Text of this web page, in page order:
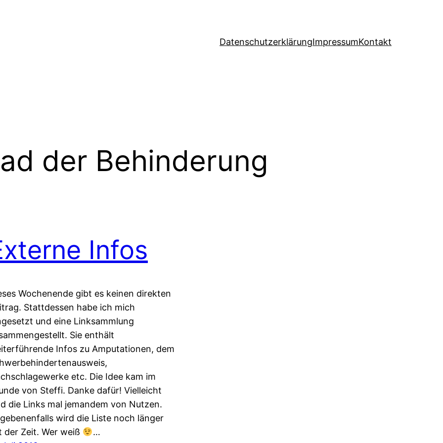
DatenschutzerklärungImpressumKontakt
der Behinderung
Infos
Wochenende gibt es keinen direkten
Stattdessen habe ich mich
und eine Linksammlung
Sie enthält
Infos zu Amputationen, dem
etc. Die Idee kam im
von Steffi. Danke dafür! Vielleicht
die Links mal jemandem von Nutzen.
wird die Liste noch länger
der Zeit. Wer weiß
…